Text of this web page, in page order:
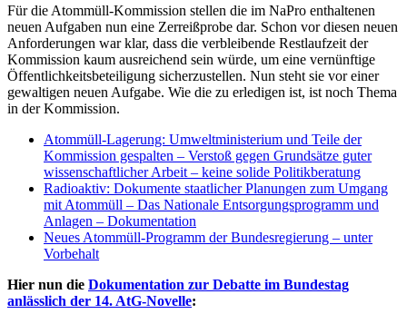
Für die Atommüll-Kommission stellen die im NaPro enthaltenen
neuen Aufgaben nun eine Zerreißprobe dar. Schon vor diesen neuen
Anforderungen war klar, dass die verbleibende Restlaufzeit der
Kommission kaum ausreichend sein würde, um eine vernünftige
Öffentlichkeitsbeteiligung sicherzustellen. Nun steht sie vor einer
gewaltigen neuen Aufgabe. Wie die zu erledigen ist, ist noch Thema
in der Kommission.
Atommüll-Lagerung: Umweltministerium und Teile der
Kommission gespalten – Verstoß gegen Grundsätze guter
wissenschaftlicher Arbeit – keine solide Politikberatung
Radioaktiv: Dokumente staatlicher Planungen zum Umgang
mit Atommüll – Das Nationale Entsorgungsprogramm und
Anlagen – Dokumentation
Neues Atommüll-Programm der Bundesregierung – unter
Vorbehalt
Hier nun die Dokumentation zur Debatte im Bundestag
anlässlich der 14. AtG-Novelle: